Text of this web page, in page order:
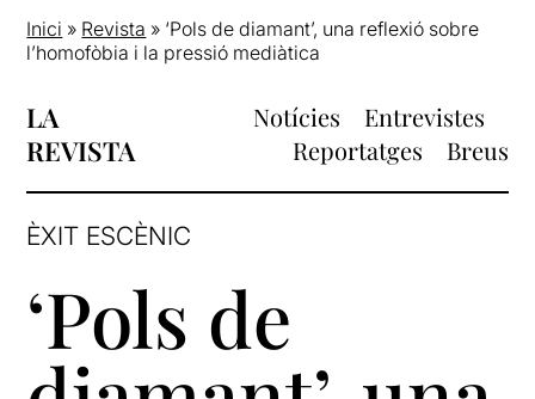
Inici » Revista » ‘Pols de diamant’, una reflexió sobre
l’homofòbia i la pressió mediàtica
LA
REVISTA
Notícies
Entrevistes
Reportatges
Breus
ÈXIT ESCÈNIC
‘Pols de